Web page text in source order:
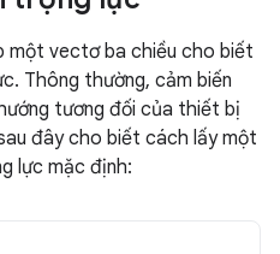
một vectơ ba chiều cho biết
Thông thường, cảm biến
tương đối của thiết bị
đây cho biết cách lấy một
lực mặc định: